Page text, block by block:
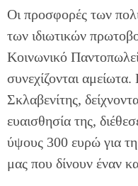
Οι προσφορές των
των ιδιωτικών
Κοινωνικό
συνεχίζονται
Σκλαβενίτης,
ευαισθησία της,
ύψους 300 ευρώ για
μας που δίνουν έναν